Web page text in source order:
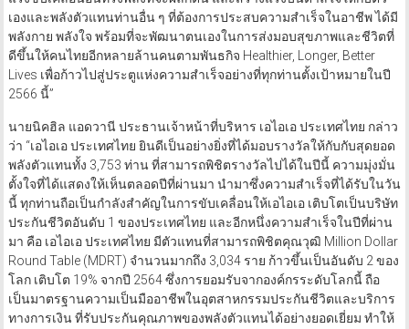
เองและพลังตัวแทนท่านอื่น ๆ ที่ต้องการประสบความสำเร็จในอาชีพ ได้มี
พลังกาย พลังใจ พร้อมที่จะพัฒนาตนเองในการส่งมอบสุขภาพและชีวิตที่
ดีขึ้นให้คนไทยอีกหลายล้านคนตามพันธกิจ Healthier, Longer, Better
Lives เพื่อก้าวไปสู่ประตูแห่งความสำเร็จอย่างที่ทุกท่านตั้งเป้าหมายในปี
2566 นี้”
นายนิคฮิล แอดวานี ประธานเจ้าหน้าที่บริหาร เอไอเอ ประเทศไทย กล่าว
ว่า “เอไอเอ ประเทศไทย ยินดีเป็นอย่างยิ่งที่ได้มอบรางวัลให้กับกับสุดยอด
พลังตัวแทนทั้ง 3,753 ท่าน ที่สามารถพิชิตรางวัลไปได้ในปีนี้ ความมุ่งมั่น
ตั้งใจที่ได้แสดงให้เห็นตลอดปีที่ผ่านมา นำมาซึ่งความสำเร็จที่ได้รับในวัน
นี้ ทุกท่านถือเป็นกำลังสำคัญในการขับเคลื่อนให้เอไอเอ เติบโตเป็นบริษัท
ประกันชีวิตอันดับ 1 ของประเทศไทย และอีกหนึ่งความสำเร็จในปีที่ผ่าน
มา คือ เอไอเอ ประเทศไทย มีตัวแทนที่สามารถพิชิตคุณวุฒิ Million Dollar
Round Table (MDRT) จำนวนมากถึง 3,034 ราย ก้าวขึ้นเป็นอันดับ 2 ของ
โลก เติบโต 19% จากปี 2564 ซึ่งการยอมรับจากองค์กรระดับโลกนี้ ถือ
เป็นมาตรฐานความเป็นมืออาชีพในอุตสาหกรรมประกันชีวิตและบริการ
ทางการเงิน ที่รับประกันคุณภาพของพลังตัวแทนได้อย่างยอดเยี่ยม ทำให้